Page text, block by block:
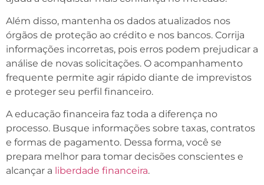
Além disso, mantenha os dados atualizados nos
órgãos de proteção ao crédito e nos bancos. Corrija
informações incorretas, pois erros podem prejudicar a
análise de novas solicitações. O acompanhamento
frequente permite agir rápido diante de imprevistos
e proteger seu perfil financeiro.
A educação financeira faz toda a diferença no
processo. Busque informações sobre taxas, contratos
e formas de pagamento. Dessa forma, você se
prepara melhor para tomar decisões conscientes e
alcançar a liberdade financeira.